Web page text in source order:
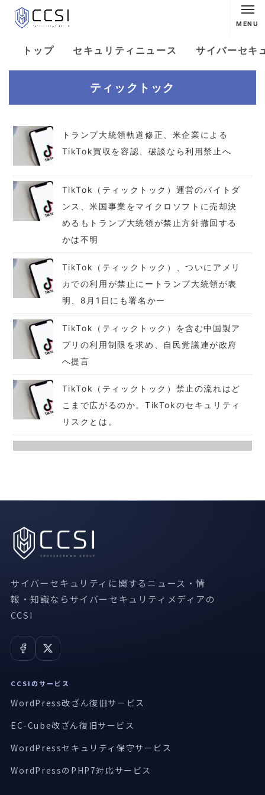
MENU
トップ セキュリティニュース サイバーセキ
ティックトック
トランプ大統領軌道修正、米企業による
TikTok買収を容認、破談なら利用禁止へ
TikTok（ティックトック）運営のバイトダ
ンス、米国事業をマイクロソフトに売却決
めるもトランプ大統領が禁止方針撤回する
かは不明
TikTok（ティックトック）、ついにアメリ
カでの利用が禁止にートランプ大統領が表
明、8月1日にも署名かー
TikTok（ティックトック）を含む中国製ア
プリの利用制限を求め、自民党議連が政府
へ提言
TikTok（ティックトック）禁止の流れはど
こまで広がるのか。TikTokのセキュリティ
リスクとは。
サイバーセキュリティに関するニュース・情
報・知識ならサイバーセキュリティメディアの
CCSI
CCSIのサービス
WordPress改ざん復旧サービス
EC-Cube改ざん復旧サービス
WordPressセキュリティ保守サービス
WordPressのPHP7対応サービス